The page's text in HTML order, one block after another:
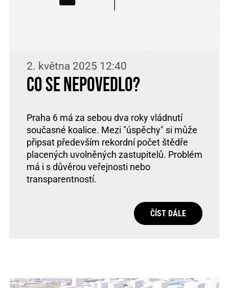
2. května 2025 12:40
Co se nepovedlo?
Praha 6 má za sebou dva roky vládnutí
současné koalice. Mezi "úspěchy" si může
připsat především rekordní počet štědře
placených uvolněných zastupitelů. Problém
má i s důvěrou veřejnosti nebo
transparentností.
ČÍST DÁLE